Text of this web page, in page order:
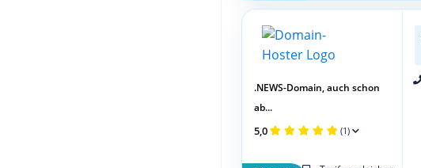
.NEWS-Domain, auch schon
ab...
5,0 (1)